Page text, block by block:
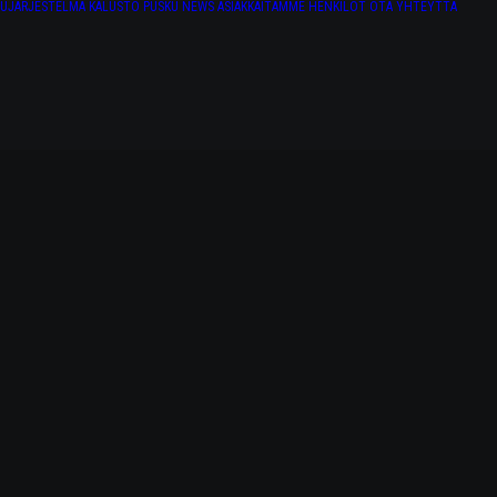
KALUSTO PUSKU NEWS ASIAKKAITAMME HENKILÖT OTA YHTEYTTÄ